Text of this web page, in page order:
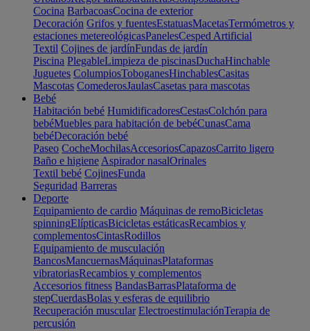
Cocina BarbacoasCocina de exterior
Decoración Grifos y fuentesEstatuasMacetasTermómetros y
estaciones metereológicasPanelesCesped Artificial
Textil Cojines de jardínFundas de jardín
Piscina PlegableLimpieza de piscinasDuchaHinchable
Juguetes ColumpiosToboganesHinchablesCasitas
Mascotas ComederosJaulasCasetas para mascotas
Bebé
Habitación bebé HumidificadoresCestasColchón para
bebéMuebles para habitación de bebéCunasCama
bebéDecoración bebé
Paseo CocheMochilasAccesoriosCapazosCarrito ligero
Baño e higiene Aspirador nasalOrinales
Textil bebé CojinesFunda
Seguridad Barreras
Deporte
Equipamiento de cardio Máquinas de remoBicicletas
spinningElípticasBicicletas estáticasRecambios y
complementosCintasRodillos
Equipamiento de musculación
BancosMancuernasMáquinasPlataformas
vibratoriasRecambios y complementos
Accesorios fitness BandasBarrasPlataforma de
stepCuerdasBolas y esferas de equilibrio
Recuperación muscular ElectroestimulaciónTerapia de
percusión